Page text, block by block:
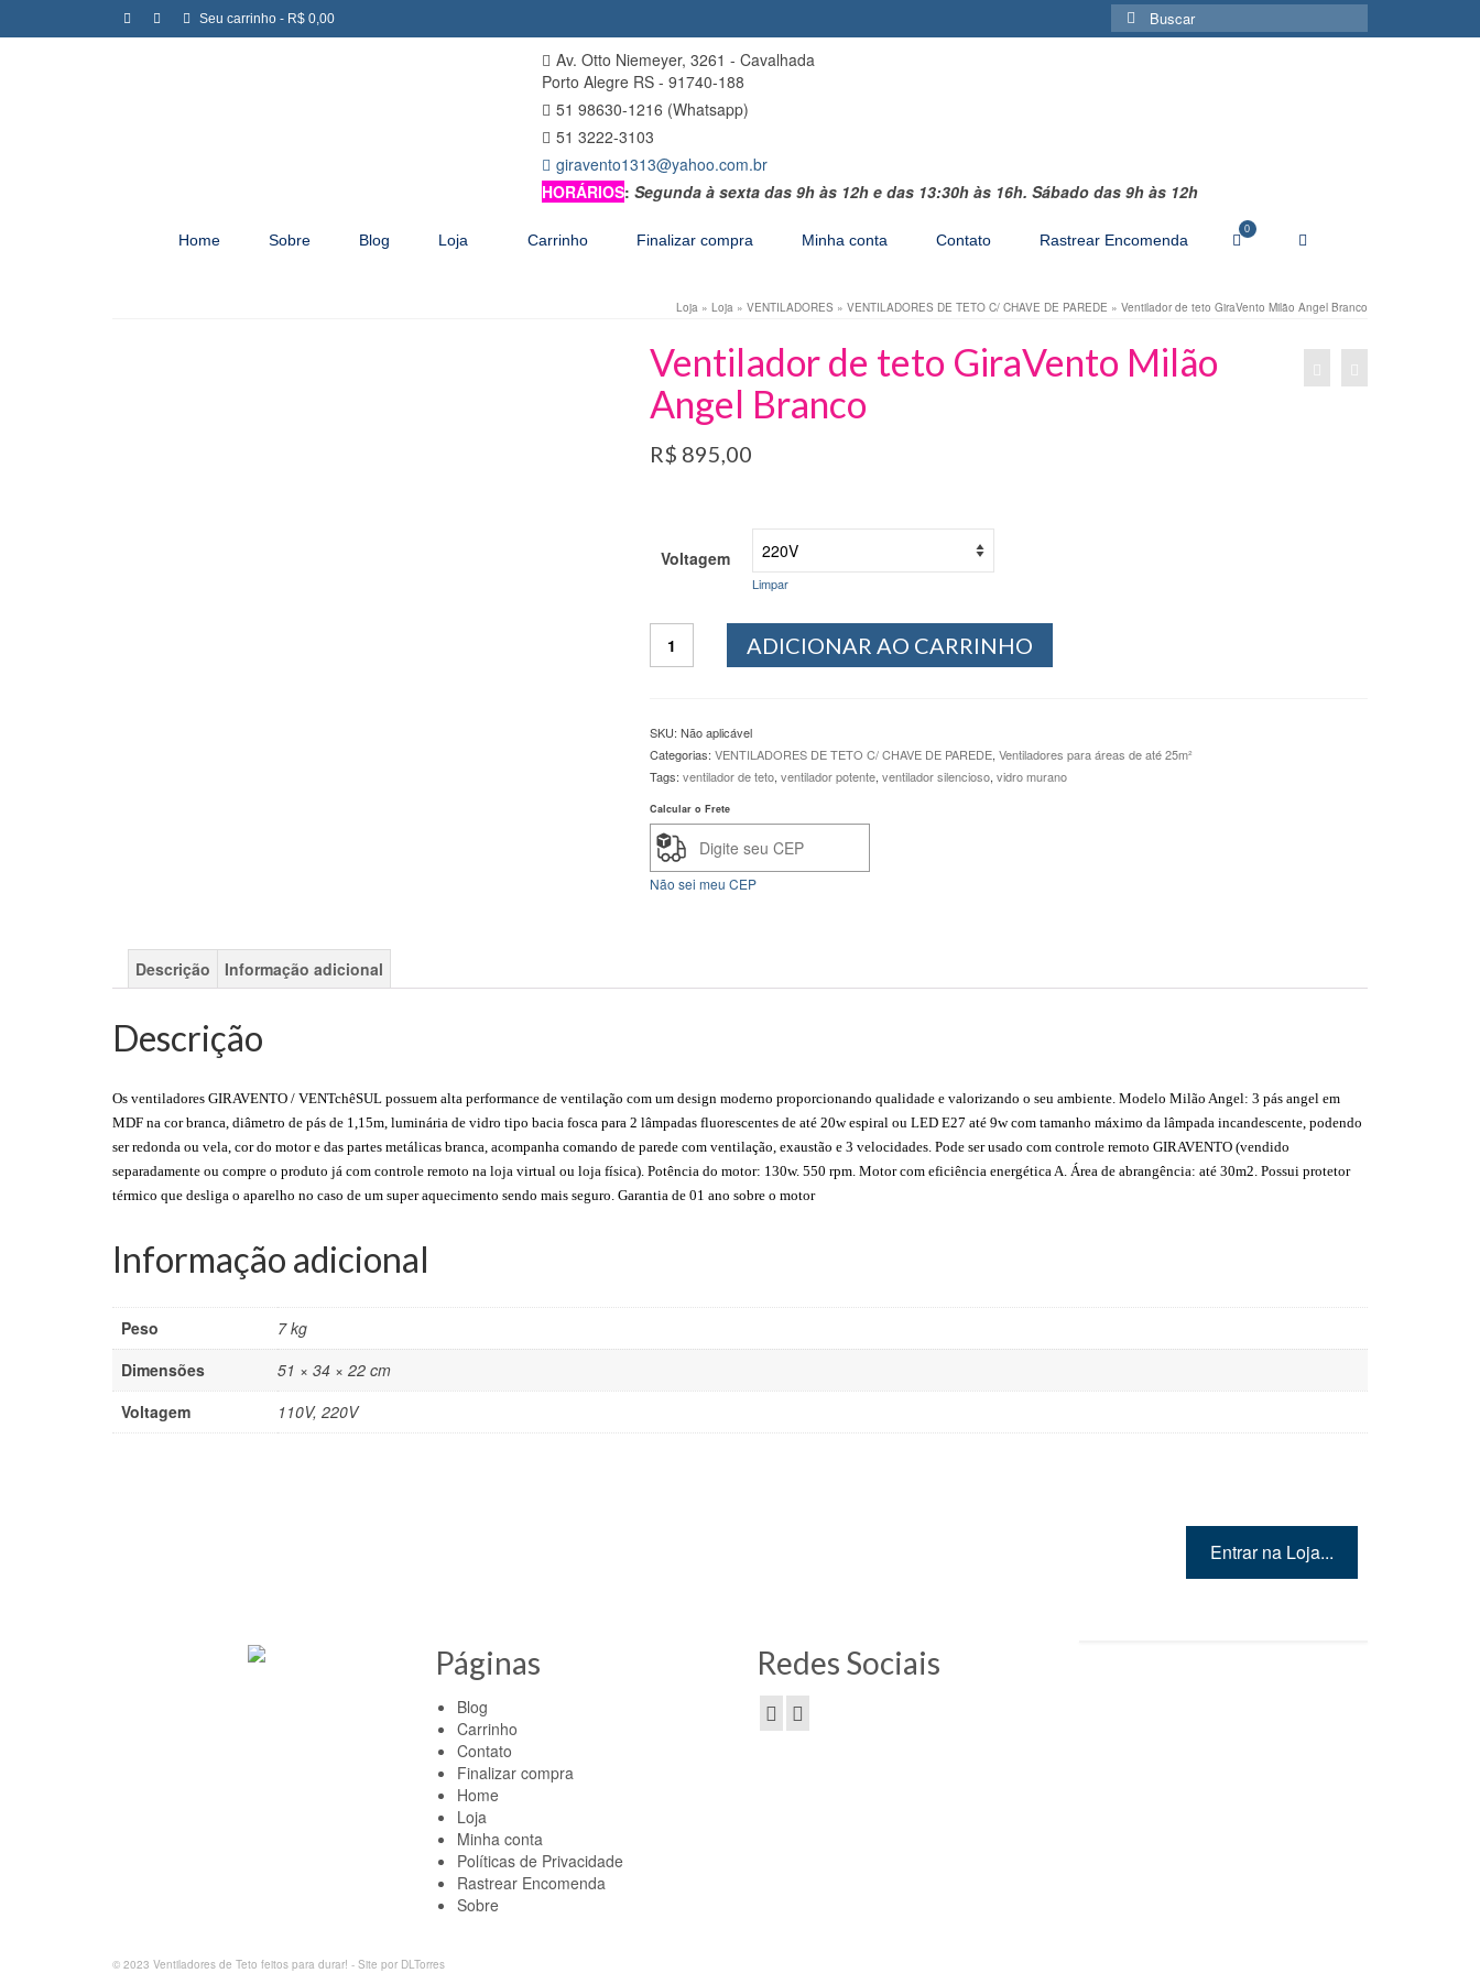
Seu carrinho - R$ 0,00
Buscar
por:
Av. Otto Niemeyer, 3261 - Cavalhada
Porto Alegre RS - 91740-188
51 98630-1216 (Whatsapp)
51 3222-3103
giravento1313@yahoo.com.br
HORÁRIOS: Segunda à sexta das 9h às 12h e das 13:30h às 16h. Sábado das 9h às 12h
Home Sobre Blog Loja Carrinho Finalizar compra Minha conta Contato Rastrear Encomenda
0
Loja » Loja » VENTILADORES » VENTILADORES DE TETO C/ CHAVE DE PAREDE » Ventilador de teto GiraVento Milão Angel Branco
Ventilador de teto GiraVento Milão
Angel Branco
R$ 895,00
Voltagem
Limpar
Angel
Branco
quantidade
ADICIONAR AO CARRINHO
SKU: Não aplicável
Categorias: VENTILADORES DE TETO C/ CHAVE DE PAREDE, Ventiladores para áreas de até 25m²
Tags: ventilador de teto, ventilador potente, ventilador silencioso, vidro murano
Calcular o Frete
Não sei meu CEP
Descrição Informação adicional
Descrição
Os ventiladores GIRAVENTO / VENTchêSUL possuem alta performance de ventilação com um design moderno proporcionando qualidade e valorizando o seu ambiente. Modelo Milão Angel: 3 pás angel em
MDF na cor branca, diâmetro de pás de 1,15m, luminária de vidro tipo bacia fosca para 2 lâmpadas fluorescentes de até 20w espiral ou LED E27 até 9w com tamanho máximo da lâmpada incandescente, podendo
ser redonda ou vela, cor do motor e das partes metálicas branca, acompanha comando de parede com ventilação, exaustão e 3 velocidades. Pode ser usado com controle remoto GIRAVENTO (vendido
separadamente ou compre o produto já com controle remoto na loja virtual ou loja física). Potência do motor: 130w. 550 rpm. Motor com eficiência energética A. Área de abrangência: até 30m2. Possui protetor
térmico que desliga o aparelho no caso de um super aquecimento sendo mais seguro. Garantia de 01 ano sobre o motor
Informação adicional
Peso
7 kg
Dimensões
51 × 34 × 22 cm
Voltagem
110V, 220V
Entrar na Loja...
Páginas
Blog
Carrinho
Contato
Finalizar compra
Home
Loja
Minha conta
Políticas de Privacidade
Rastrear Encomenda
Sobre
Redes Sociais
© 2023 Ventiladores de Teto feitos para durar! - Site por DLTorres